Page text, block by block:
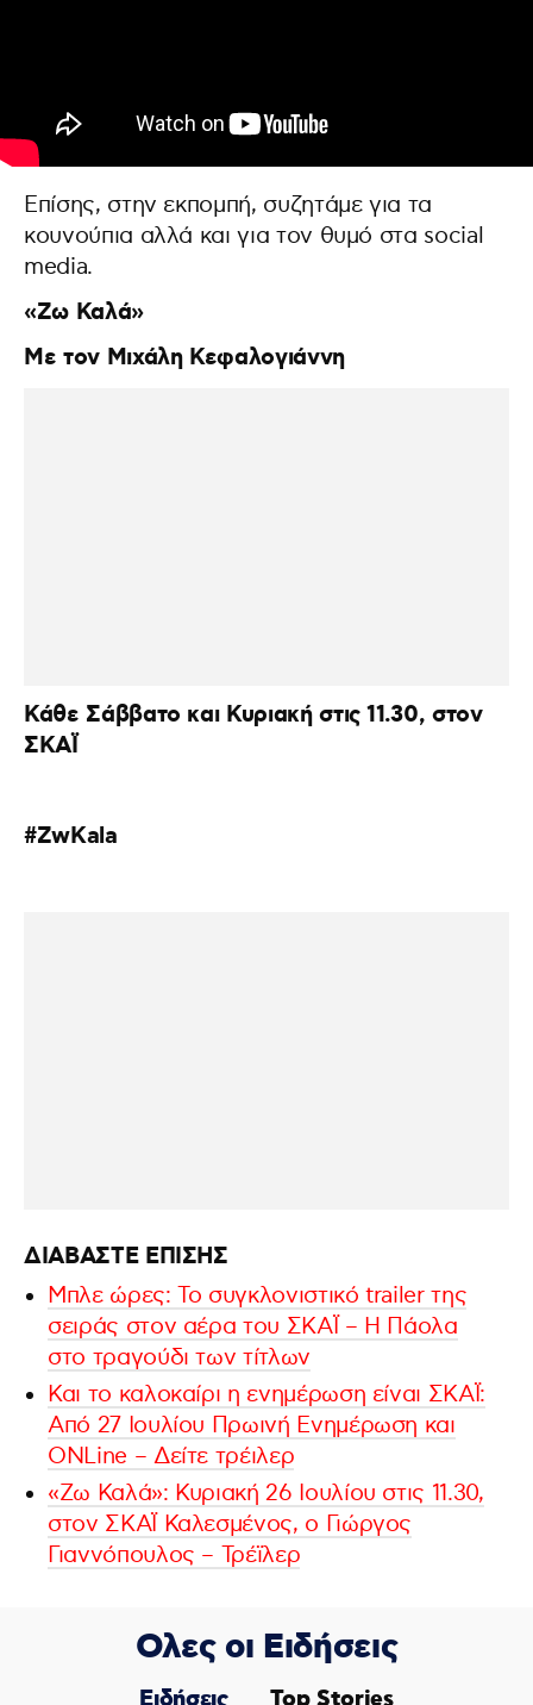
Επίσης, στην εκπομπή, συζητάμε για τα
κουνούπια αλλά και για τον θυμό στα social
media.
«Ζω Καλά»
Με τον Μιχάλη Κεφαλογιάννη
Κάθε Σάββατο και Κυριακή στις 11.30, στον
ΣΚΑΪ
#ZwKala
ΔΙΑΒΑΣΤΕ ΕΠΙΣΗΣ
Μπλε ώρες: Το συγκλονιστικό trailer της
σειράς στον αέρα του ΣΚΑΪ – Η Πάολα
στο τραγούδι των τίτλων
Και το καλοκαίρι η ενημέρωση είναι ΣΚΑΪ:
Από 27 Ιουλίου Πρωινή Ενημέρωση και
ONLine – Δείτε τρέιλερ
«Ζω Καλά»: Κυριακή 26 Ιουλίου στις 11.30,
στον ΣΚΑΪ Καλεσμένος, ο Γιώργος
Γιαννόπουλος – Τρέϊλερ
Ολες οι Ειδήσεις
Ειδήσεις Top Stories